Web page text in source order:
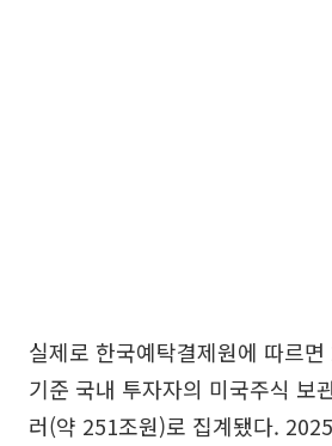
실제로 한국예탁결제원에 따르
기준 국내 투자자의 미국주식 보
러(약 251조원)로 집계됐다.